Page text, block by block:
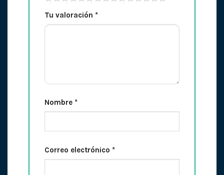
Tu valoración *
Nombre *
Correo electrónico *